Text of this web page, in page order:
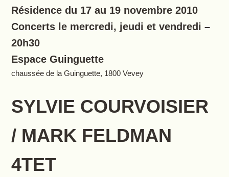
Résidence du 17 au 19 novembre 2010
Concerts le mercredi, jeudi et vendredi –
20h30
Espace Guinguette
chaussée de la Guinguette, 1800 Vevey
SYLVIE COURVOISIER
/ MARK FELDMAN
4TET